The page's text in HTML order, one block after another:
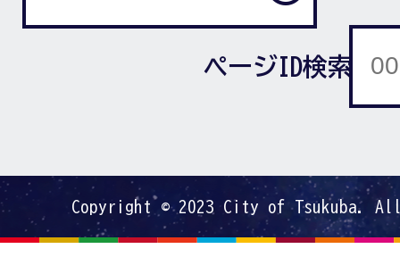
ページID検索
Copyright © 2023 City of Tsukuba.